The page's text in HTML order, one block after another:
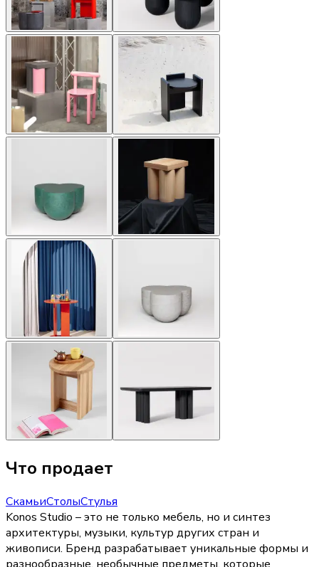
Что продает
СкамьиСтолыСтулья
Konos Studio – это не только мебель, но и синтез
архитектуры, музыки, культур других стран и
живописи. Бренд разрабатывает уникальные формы и